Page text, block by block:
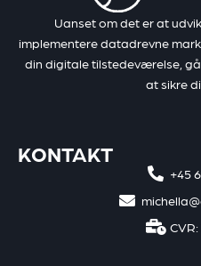
Uanset om det er at
implementere datadrevne
din digitale tilstedeværelse,
at sikre
KONTAKT
+45
CVR: